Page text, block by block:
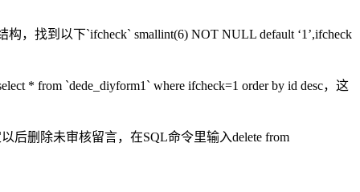
找到以下`ifcheck` smallint(6) NOT NULL default ‘1’,ifcheck
* from `dede_diyform1` where ifcheck=1 order by id desc，这
后删除未审核留言，在SQL命令里输入delete from